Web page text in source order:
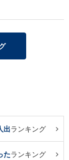
出ランキング
たランキング